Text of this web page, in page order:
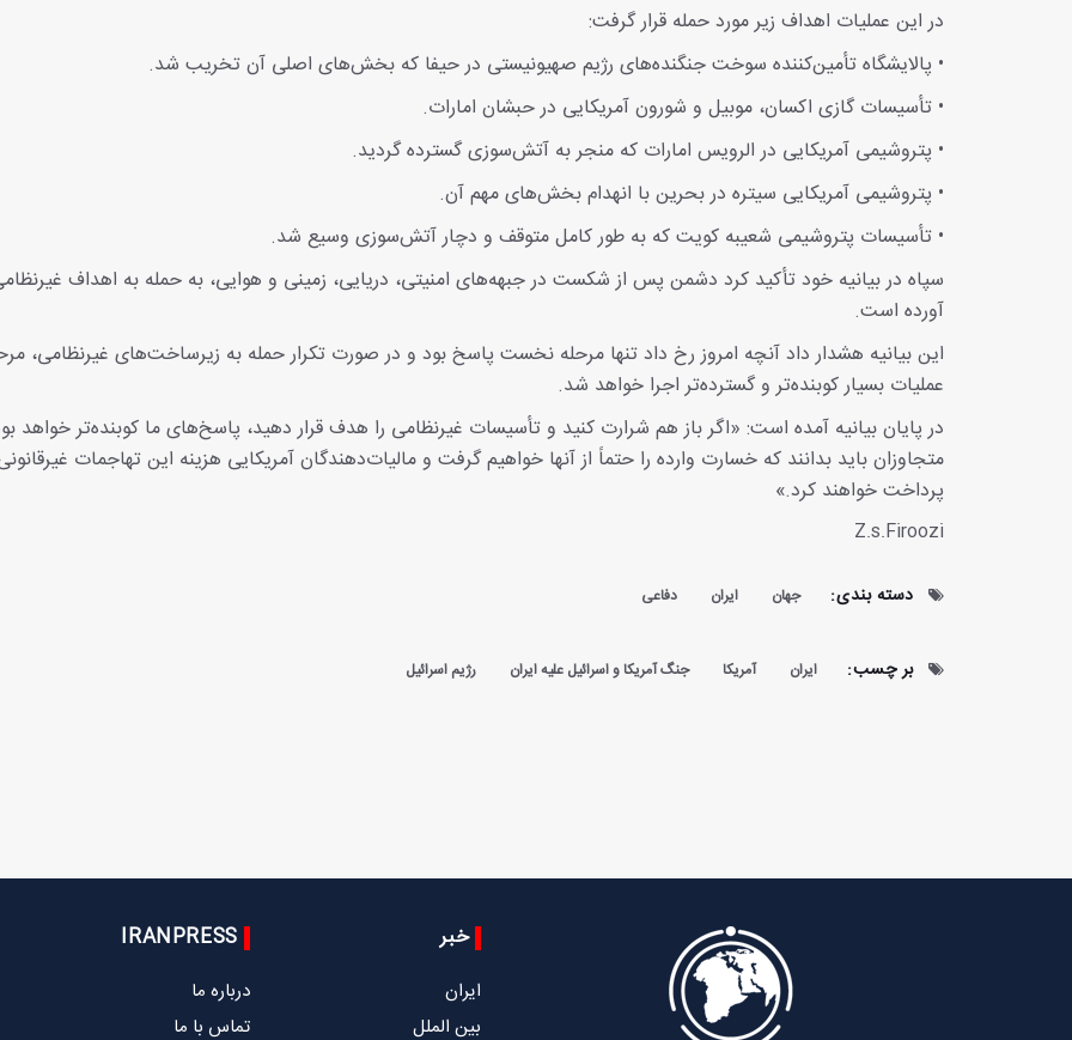
در این عملیات اهداف زیر مورد حمله قرار گرفت:
• پالایشگاه تأمین‌کننده سوخت جنگنده‌های رژیم صهیونیستی در حیفا که بخش‌های اصلی آن تخریب شد.
• تأسیسات گازی اکسان، موبیل و شورون آمریکایی در حبشان امارات.
• پتروشیمی آمریکایی در الرویس امارات که منجر به آتش‌سوزی گسترده گردید.
• پتروشیمی آمریکایی سیتره در بحرین با انهدام بخش‌های مهم آن.
• تأسیسات پتروشیمی شعیبه کویت که به طور کامل متوقف و دچار آتش‌سوزی وسیع شد.
سپاه در بیانیه خود تأکید کرد دشمن پس از شکست در جبهه‌های امنیتی، دریایی، زمینی و هوایی، به حمله به اهداف
آورده است.
این بیانیه هشدار داد آنچه امروز رخ داد تنها مرحله نخست پاسخ بود و در صورت تکرار حمله به زیرساخت‌های غیرنظامی،
عملیات بسیار کوبنده‌تر و گسترده‌تر اجرا خواهد شد.
در پایان بیانیه آمده است: «اگر باز هم شرارت کنید و تأسیسات غیرنظامی را هدف قرار دهید، پاسخ‌های ما کوبنده‌تر خواهد
متجاوزان باید بدانند که خسارت وارده را حتماً از آنها خواهیم گرفت و مالیات‌دهندگان آمریکایی هزینه این تهاجمات
پرداخت خواهند کرد.»
Z.s.Firoozi
دسته بندی: جهان ایران دفاعی
بر چسب: ایران آمریکا جنگ آمریکا و اسرائیل علیه ایران رژیم اسرائیل
خبر
ایران
بین الملل
IRANPRESS
درباره ما
تماس با ما